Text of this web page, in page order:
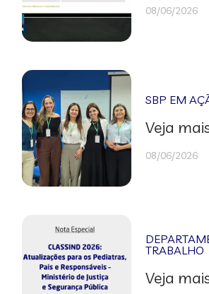
08/06/2026
SBP EM
Veja
08/06/2026
TRABALHO
Veja